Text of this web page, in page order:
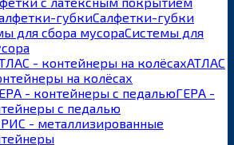
Салфетки-губки
Системы для
АТЛАС
на колёсах
ГЕРА -
с педалью